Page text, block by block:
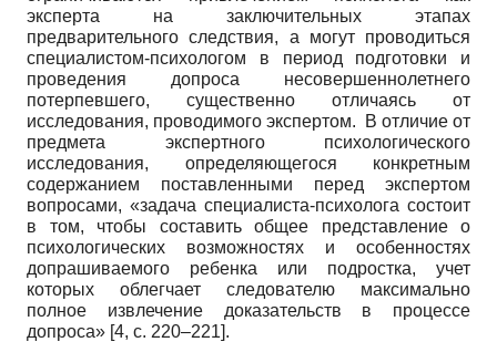
эксперта на заключительных этапах
предварительного следствия, а могут проводиться
специалистом-психологом в период подготовки и
проведения допроса несовершеннолетнего
потерпевшего, существенно отличаясь от
исследования, проводимого экспертом. В отличие от
предмета экспертного психологического
исследования, определяющегося конкретным
содержанием поставленными перед экспертом
вопросами, «задача специалиста-психолога состоит
в том, чтобы составить общее представление о
психологических возможностях и особенностях
допрашиваемого ребенка или подростка, учет
которых облегчает следователю максимально
полное извлечение доказательств в процессе
допроса» [4, c. 220–221].